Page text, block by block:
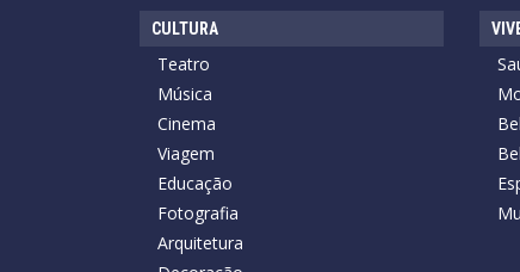
CULTURA
Teatro
Música
Cinema
Viagem
Educação
Fotografia
Arquitetura